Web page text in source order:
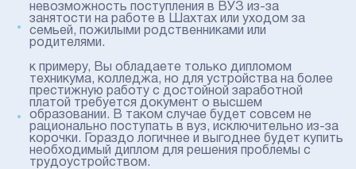
невозможность поступления в ВУЗ из-за
занятости на работе в Шахтах или уходом за
семьей, пожилыми родственниками или
родителями.
к примеру, Вы обладаете только дипломом
техникума, колледжа, но для устройства на более
престижную работу с достойной заработной
платой требуется документ о высшем
образовании. В таком случае будет совсем не
рационально поступать в вуз, исключительно из-за
корочки. Гораздо логичнее и выгоднее будет купить
необходимый диплом для решения проблемы с
трудоустройством.